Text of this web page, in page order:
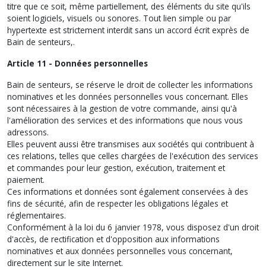
titre que ce soit, même partiellement, des éléments du site qu'ils
soient logiciels, visuels ou sonores. Tout lien simple ou par
hypertexte est strictement interdit sans un accord écrit exprès de
Bain de senteurs,.
Article 11 - Données personnelles
Bain de senteurs, se réserve le droit de collecter les informations
nominatives et les données personnelles vous concernant. Elles
sont nécessaires à la gestion de votre commande, ainsi qu'à
l'amélioration des services et des informations que nous vous
adressons.
Elles peuvent aussi être transmises aux sociétés qui contribuent à
ces relations, telles que celles chargées de l'exécution des services
et commandes pour leur gestion, exécution, traitement et
paiement.
Ces informations et données sont également conservées à des
fins de sécurité, afin de respecter les obligations légales et
réglementaires.
Conformément à la loi du 6 janvier 1978, vous disposez d'un droit
d'accès, de rectification et d'opposition aux informations
nominatives et aux données personnelles vous concernant,
directement sur le site Internet.